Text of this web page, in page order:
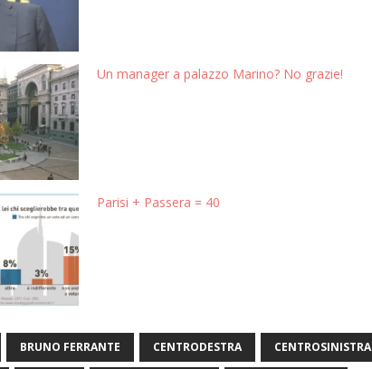
Un manager a palazzo Marino? No grazie!
Parisi + Passera = 40
BRUNO FERRANTE CENTRODESTRA CENTROSINISTRA